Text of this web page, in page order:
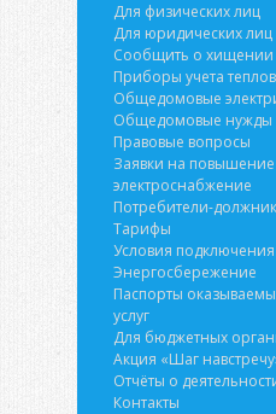
Для физических лиц
Для юридических лиц
Сообщить о хищении
Приборы учета
Общедомовые
Общедомовые нужды
Правовые вопросы
Заявки на
электроснабжение
Потребители-
Тарифы
Условия подключения
Энергосбережение
Паспорты
услуг
Для бюджетных
Акция «Шаг
Отчёты о
Контакты